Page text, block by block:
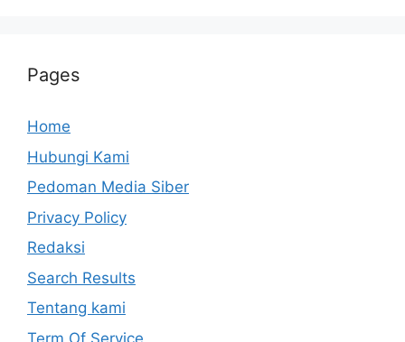
Pages
Home
Hubungi Kami
Pedoman Media Siber
Privacy Policy
Redaksi
Search Results
Tentang kami
Term Of Service